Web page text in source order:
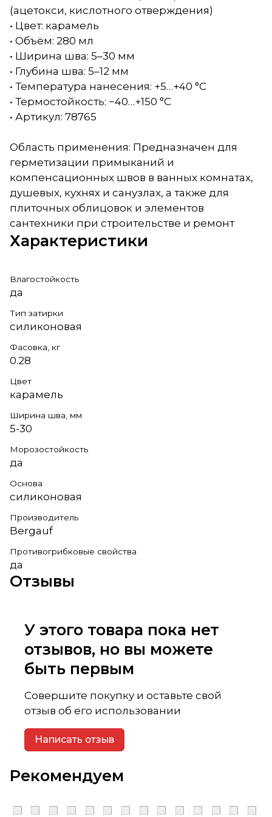
(ацетокси, кислотного отверждения)
• Цвет: карамель
• Объём: 280 мл
• Ширина шва: 5–30 мм
• Глубина шва: 5–12 мм
• Температура нанесения: +5…+40 °C
• Термостойкость: −40…+150 °C
• Артикул: 78765
Область применения: Предназначен для
герметизации примыканий и
компенсационных швов в ванных комнатах,
душевых, кухнях и санузлах, а также для
плиточных облицовок и элементов
сантехники при строительстве и ремонт
Характеристики
Влагостойкость
да
Тип затирки
силиконовая
Фасовка, кг
0.28
Цвет
карамель
Ширина шва, мм
5-30
Морозостойкость
да
Основа
силиконовая
Производитель
Bergauf
Противогрибковые свойства
да
Отзывы
У этого товара пока нет
отзывов, но вы можете
быть первым
Совершите покупку и оставьте свой
отзыв об его использовании
Написать отзыв
Рекомендуем